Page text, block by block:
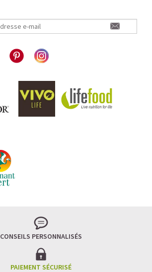
CONSEILS PERSONNALISÉS
PAIEMENT SÉCURISÉ